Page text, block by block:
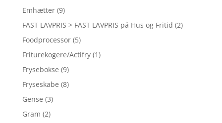
Emhætter (9)
FAST LAVPRIS > FAST LAVPRIS på Hus og Fritid (2)
Foodprocessor (5)
Friturekogere/Actifry (1)
Frysebokse (9)
Fryseskabe (8)
Gense (3)
Gram (2)